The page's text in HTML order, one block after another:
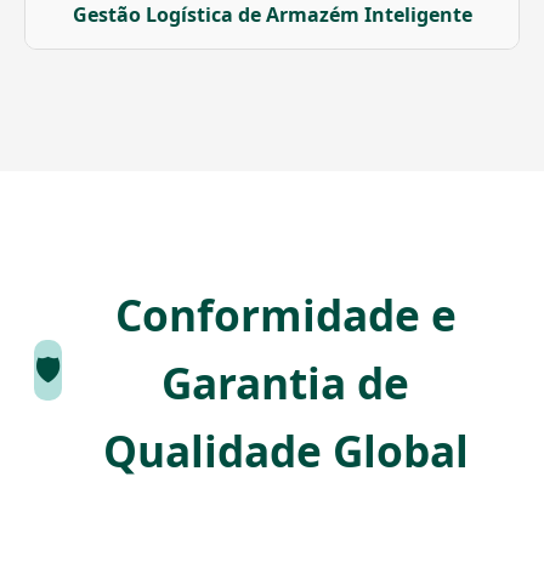
Gestão Logística de Armazém Inteligente
🛡️
Conformidade e
Garantia de
Qualidade Global